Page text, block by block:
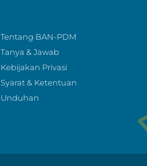
Tentang BAN-PDM
Tanya & Jawab
Kebijakan Privasi
Syarat & Ketentuan
Unduhan